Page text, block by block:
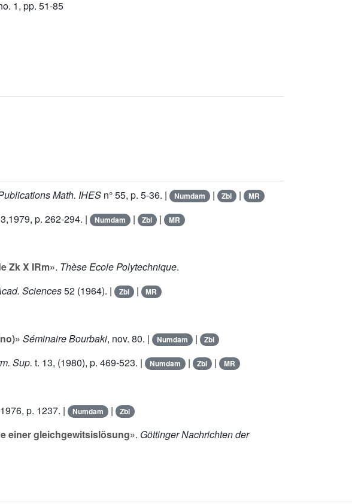
1, pp. 51-85
Math. IHES n°55, p. 5-36. | Numdam | Zbl | MR
p. 262-294. | Numdam | Zbl | MR
Zk X IRm». Thèse Ecole Polytechnique.
Sciences52 (1964). | Zbl | MR
Séminaire Bourbaki, nov. 80. | Numdam | Zbl
Sup. t. 13, (1980), p. 469-523. | Numdam | Zbl | MR
p. 1237. | Numdam | Zbl
einer gleichgewitsislösung». Göttinger Nachrichten der